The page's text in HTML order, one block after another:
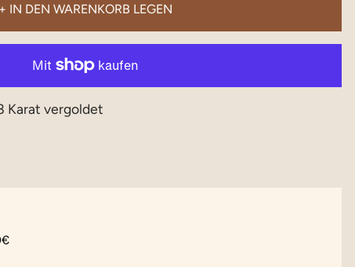
+ IN DEN WARENKORB LEGEN
Karat vergoldet